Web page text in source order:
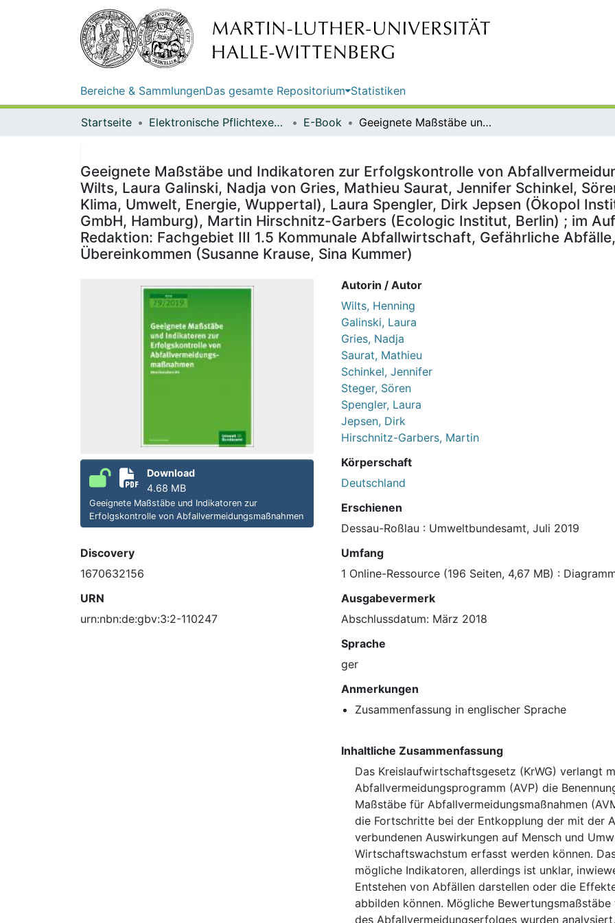
Bereiche & SammlungenDas gesamte Repositorium Statistiken
Startseite Elektronische Pflichtexemplare E-Book Geeignete Maßstäbe und Indikatoren zur Erfolgskontrolle von Abfallvermeidungsmaßnahmen / von Henning Wilts, Laura Galinski, Nadja von Gries, Mathieu Saurat, Jennifer Schinkel, Sören Steger (Wuppertal Institut für Klima, Umwelt, Energie, Wuppertal), Laura Spengler, Dirk Jepsen (Ökopol Institut für Ökologie und Politik GmbH, Hamburg), Martin Hirschnitz-Garbers (Ecologic Institut, Berlin) ; im Auftrag des Umweltbundesamtes ; Redaktion: Fachgebiet III 1.5 Kommunale Abfallwirtschaft, Gefährliche Abfälle, Anlaufstelle Basler Übereinkommen (Susanne Krause, Sina Kummer)
Geeignete Maßstäbe und Indikatoren zur Erfolgskontrolle von
Wilts, Laura Galinski, Nadja von Gries, Mathieu Saurat, Jennifer Schinkel,
Klima, Umwelt, Energie, Wuppertal), Laura Spengler, Dirk Jepsen (Ökopol
GmbH, Hamburg), Martin Hirschnitz-Garbers (Ecologic Institut, Berlin) ; im
Redaktion: Fachgebiet III 1.5 Kommunale Abfallwirtschaft, Gefährliche
Übereinkommen (Susanne Krause, Sina Kummer)
Download
4.68 MB
Geeignete Maßstäbe und Indikatoren zur
Erfolgskontrolle von Abfallvermeidungsmaßnahmen
Discovery
1670632156
URN
urn:nbn:de:gbv:3:2-110247
Autorin / Autor
Wilts, Henning
Galinski, Laura
Gries, Nadja
Saurat, Mathieu
Schinkel, Jennifer
Steger, Sören
Spengler, Laura
Jepsen, Dirk
Hirschnitz-Garbers, Martin
Körperschaft
Deutschland
Erschienen
Dessau-Roßlau : Umweltbundesamt, Juli 2019
Umfang
1 Online-Ressource (196 Seiten, 4,67 MB) :
Ausgabevermerk
Abschlussdatum: März 2018
Sprache
ger
Anmerkungen
Zusammenfassung in englischer Sprache
Inhaltliche Zusammenfassung
Das Kreislaufwirtschaftsgesetz (KrWG) verlangt
Abfallvermeidungsprogramm (AVP) die
Maßstäbe für Abfallvermeidungsmaßnahmen
die Fortschritte bei der Entkopplung der mit der
verbundenen Auswirkungen auf Mensch und
Wirtschaftswachstum erfasst werden können.
mögliche Indikatoren, allerdings ist unklar,
Entstehen von Abfällen darstellen oder die
abbilden können. Mögliche Bewertungsmaßstäbe
des Abfallvermeidungserfolges wurden